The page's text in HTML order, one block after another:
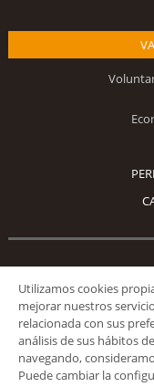
© 2026 Fundación
Utilizamos cookies
mejorar nuestros
relacionada con sus
análisis de sus hábitos
navegando,
Puede cambiar la